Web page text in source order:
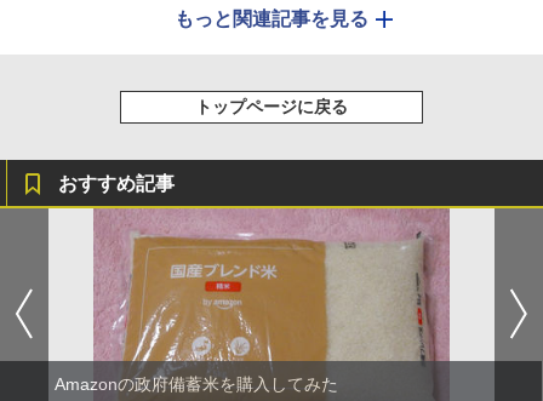
もっと関連記事を見る
トップページに戻る
おすすめ記事
Amazonの政府備蓄米を購入してみた